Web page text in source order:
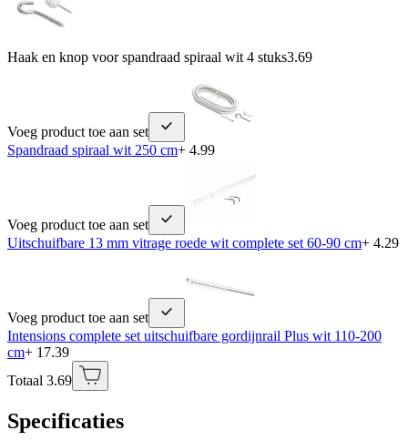
Haak en knop voor spandraad spiraal wit 4 stuks3.69
Voeg product toe aan set
Spandraad spiraal wit 250 cm+ 4.99
Voeg product toe aan set
Uitschuifbare 13 mm vitrage roede wit complete set 60-90 cm+ 4.29
Voeg product toe aan set
Intensions complete set uitschuifbare gordijnrail Plus wit 110-200
cm+ 17.39
Totaal 3.69
Specificaties